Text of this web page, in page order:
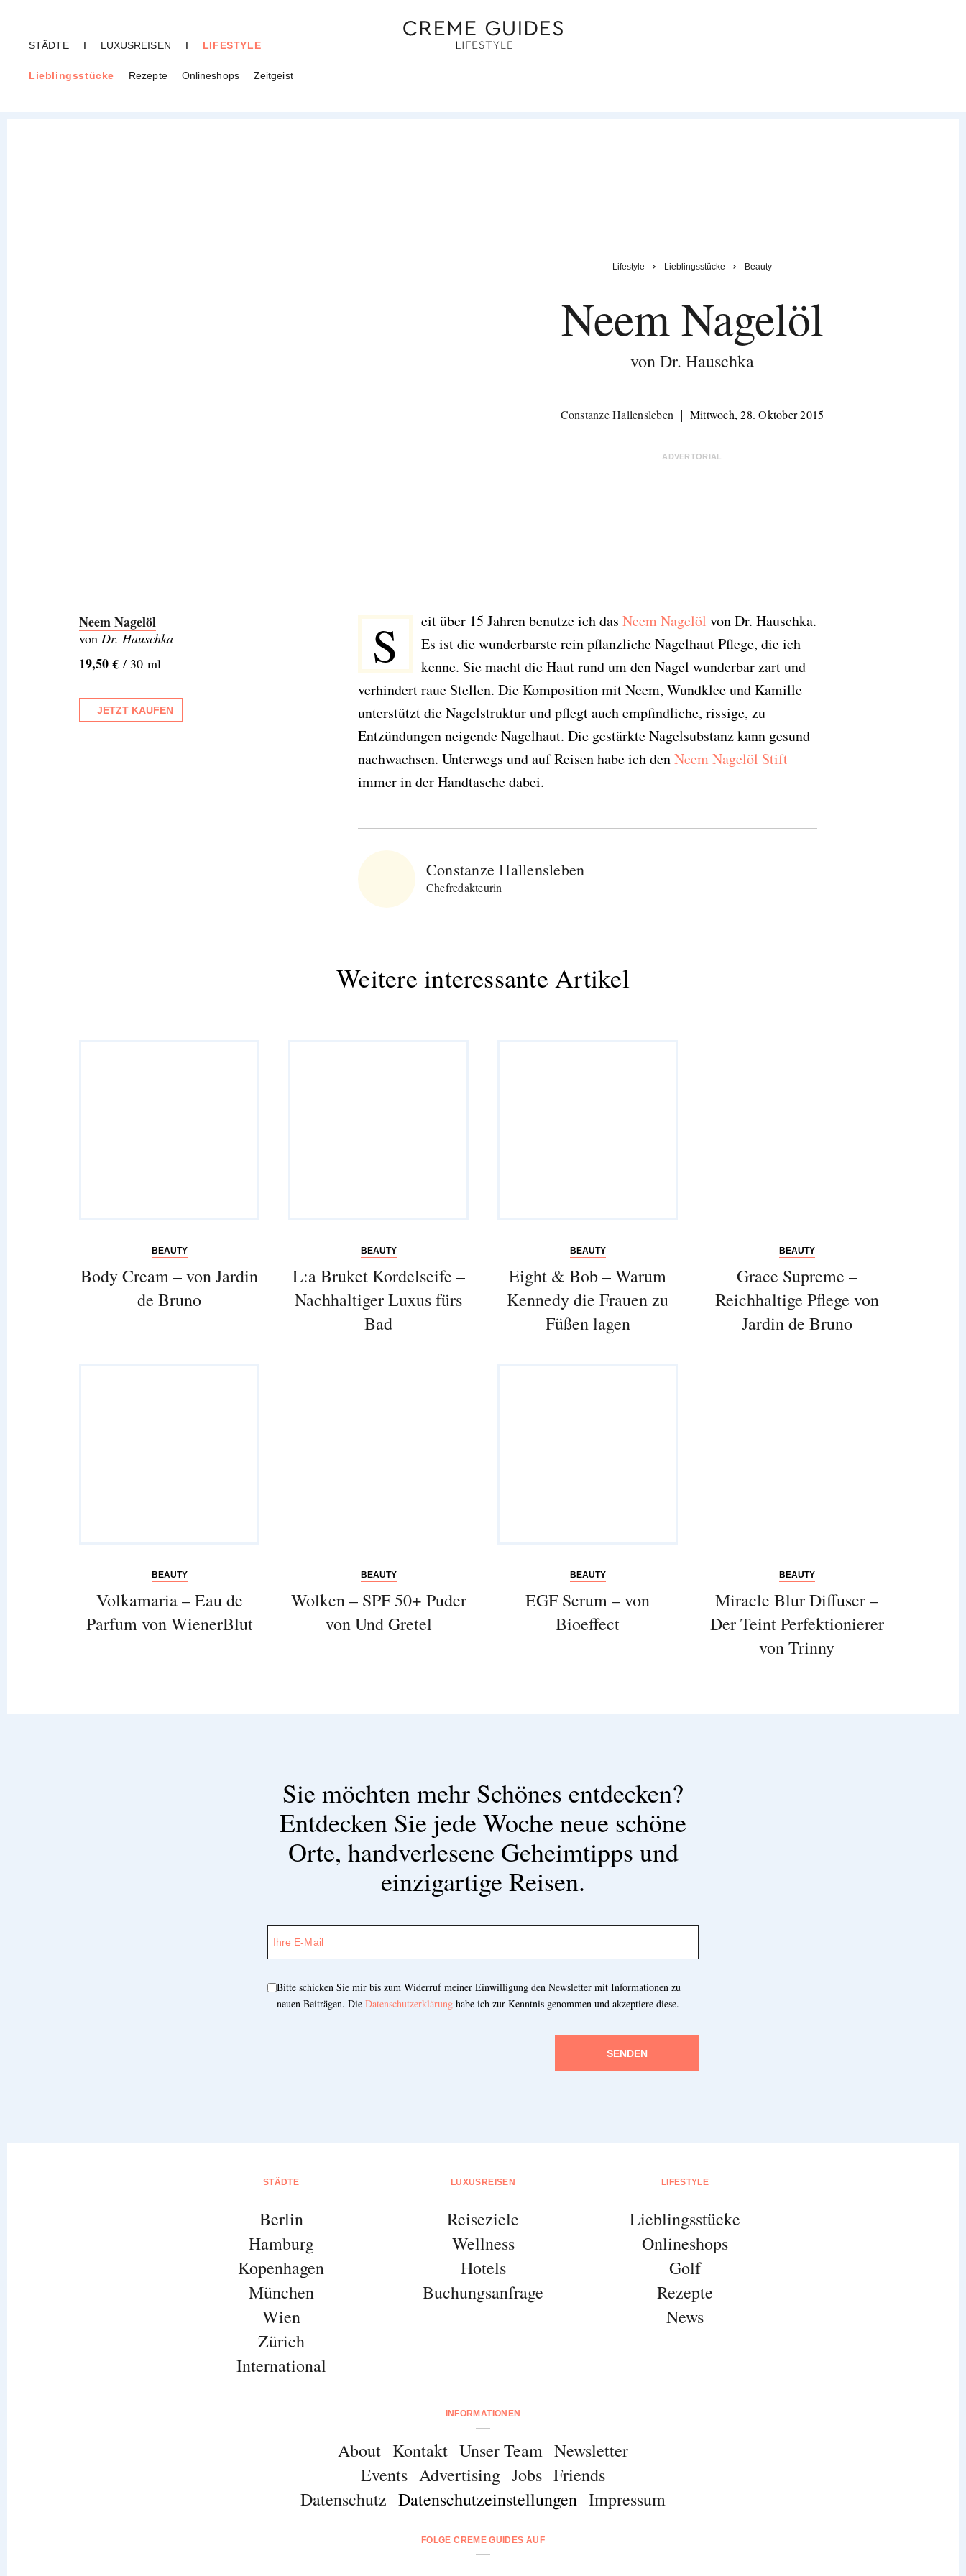
STÄDTE I LUXUSREISEN I LIFESTYLE
Lieblingsstücke Rezepte Onlineshops Zeitgeist
Lifestyle Lieblingsstücke Beauty
Neem Nagelöl
von Dr. Hauschka
Constanze Hallensleben Mittwoch, 28. Oktober 2015
ADVERTORIAL
Neem Nagelöl
von Dr. Hauschka
19,50 € / 30 ml
JETZT KAUFEN
S eit über 15 Jahren benutze ich das Neem Nagelöl von Dr. Hauschka.
Es ist die wunderbarste rein pflanzliche Nagelhaut Pflege, die ich
kenne. Sie macht die Haut rund um den Nagel wunderbar zart und
verhindert raue Stellen. Die Komposition mit Neem, Wundklee und Kamille
unterstützt die Nagelstruktur und pflegt auch empfindliche, rissige, zu
Entzündungen neigende Nagelhaut. Die gestärkte Nagelsubstanz kann gesund
nachwachsen. Unterwegs und auf Reisen habe ich denNeem Nagelöl Stift
immer in der Handtasche dabei.
Constanze Hallensleben
Chefredakteurin
Weitere interessante Artikel
BEAUTY
Body Cream – von Jardin
de Bruno
BEAUTY
L:a Bruket Kordelseife –
Nachhaltiger Luxus fürs
Bad
BEAUTY
Eight & Bob – Warum
Kennedy die Frauen zu
Füßen lagen
BEAUTY
Grace Supreme –
Reichhaltige Pflege von
Jardin de Bruno
BEAUTY
Volkamaria – Eau de
Parfum von WienerBlut
BEAUTY
Wolken – SPF 50+ Puder
von Und Gretel
BEAUTY
EGF Serum – von
Bioeffect
BEAUTY
Miracle Blur Diffuser –
Der Teint Perfektionierer
von Trinny
Sie möchten mehr Schönes entdecken?
Entdecken Sie jede Woche neue schöne
Orte, handverlesene Geheimtipps und
einzigartige Reisen.
Bitte schicken Sie mir bis zum Widerruf meiner Einwilligung den Newsletter mit Informationen zu
neuen Beiträgen. Die Datenschutzerklärung habe ich zur Kenntnis genommen und akzeptiere diese.
SENDEN
STÄDTE
Berlin
Hamburg
Kopenhagen
München
Wien
Zürich
International
LUXUSREISEN
Reiseziele
Wellness
Hotels
Buchungsanfrage
LIFESTYLE
Lieblingsstücke
Onlineshops
Golf
Rezepte
News
INFORMATIONEN
About Kontakt Unser Team Newsletter
Events Advertising Jobs Friends
Datenschutz Datenschutzeinstellungen Impressum
FOLGE CREME GUIDES AUF
Entdecken Sie jede Woche neue schöne
Orte, handverlesene Geheimtipps und
einzigartige Reisen.